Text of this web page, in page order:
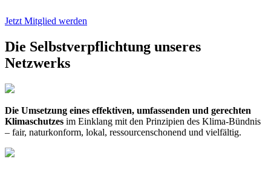
Jetzt Mitglied werden
Die Selbstverpflichtung unseres
Netzwerks
Die Umsetzung eines effektiven, umfassenden und gerechten
Klimaschutzes im Einklang mit den Prinzipien des Klima-Bündnis
– fair, naturkonform, lokal, ressourcenschonend und vielfältig.